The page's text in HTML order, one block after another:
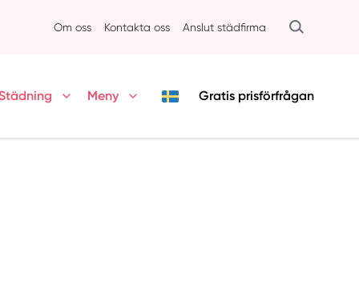
Om oss Kontakta oss Anslut städfirma
Meny Gratis prisförfrågan